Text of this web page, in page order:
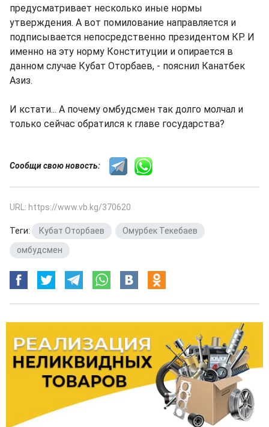
предусматривает несколько иные нормы
утверждения. А вот помилование направляется и
подписывается непосредственно президентом КР. И
именно на эту норму Конституции и опирается в
данном случае Кубат Оторбаев, - пояснил Канатбек
Азиз.
И кстати... А почему омбудсмен так долго молчал и
только сейчас обратился к главе государства?
Сообщи свою новость:
URL: https://www.vb.kg/370620
Теги: Кубат Оторбаев Омурбек Текебаев
омбудсмен